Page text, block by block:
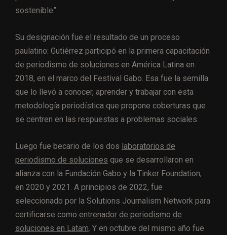
sostenible”.
Su designación fue el resultado de un proceso
paulatino: Gutiérrez participó en la primera capacitación
de periodismo de soluciones en América Latina en
2018, en el marco del Festival Gabo. Esa fue la semilla
que lo llevó a conocer, aprender y trabajar con esta
metodología periodística que propone coberturas que
se centren en las respuestas a problemas sociales.
Luego fue becario de los dos laboratorios de
periodismo de soluciones que se desarrollaron en
alianza con la Fundación Gabo y la Tinker Foundation,
en 2020 y 2021. A principios de 2022, fue
seleccionado por la Solutions Journalism Network para
certificarse como entrenador de periodismo de
soluciones en Latam. Y en octubre del mismo año fue